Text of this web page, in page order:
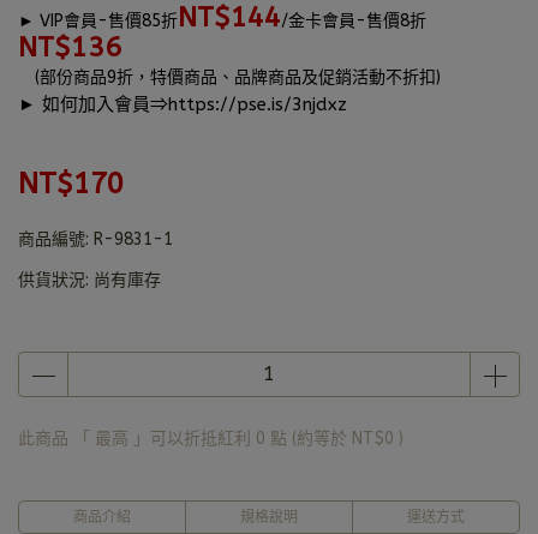
► VIP會員-售價85折 NT$144/金卡會員-售價8折
NT$136
(部份商品9折，特價商品、品牌商品及促銷活動不折扣)
► 如何加入會員⇒https://pse.is/3njdxz
NT$170
商品編號: R-9831-1
供貨狀況: 尚有庫存
此商品 「 最高 」可以折抵紅利 0 點 (約等於 NT$0 )
商品介紹 規格說明 運送方式